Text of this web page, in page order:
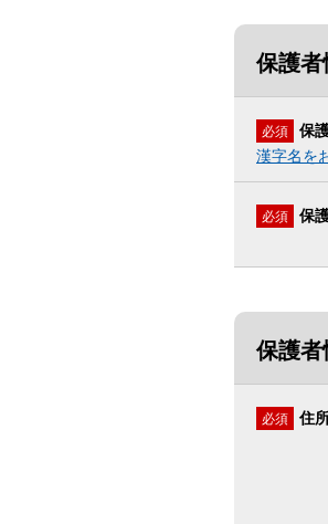
【その他注
・当選はお1
フィーチ
当選後の
保護者
必須
保
漢字名を
必須 保
保護者
必須 住